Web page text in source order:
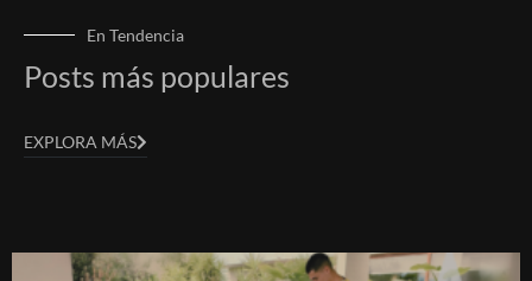
En Tendencia
Posts más populares
EXPLORA MÁS